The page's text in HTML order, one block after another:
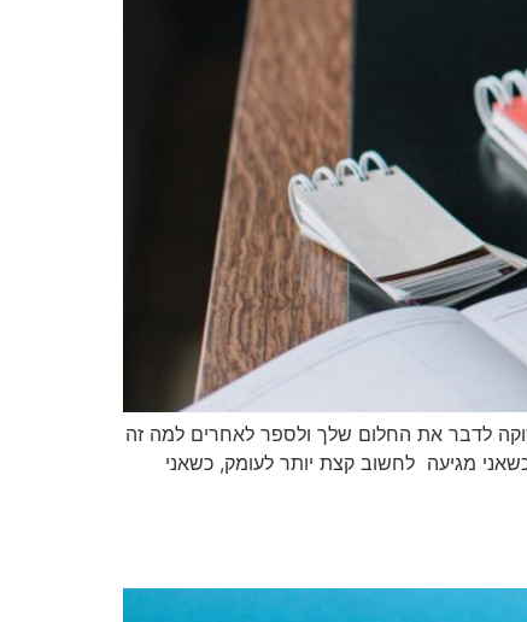
לדבר את החלום שלך ולספר לאחרים למה זה
מגיעה לחשוב קצת יותר לעומק, כשאני